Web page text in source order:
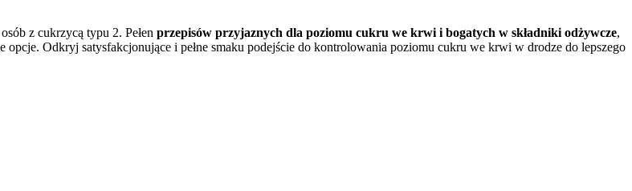
z cukrzycą typu 2. Pełen przepisów przyjaznych dla poziomu cukru we krwi i bogatych w składniki odżywcze,
opcje. Odkryj satysfakcjonujące i pełne smaku podejście do kontrolowania poziomu cukru we krwi w drodze do lepszego